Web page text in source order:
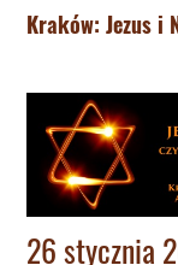
Kraków: Jezus i
26 stycznia